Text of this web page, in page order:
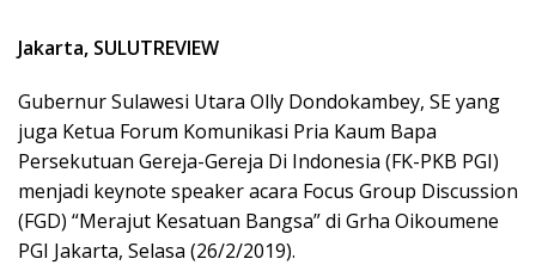
Jakarta, SULUTREVIEW
Gubernur Sulawesi Utara Olly Dondokambey, SE yang
juga Ketua Forum Komunikasi Pria Kaum Bapa
Persekutuan Gereja-Gereja Di Indonesia (FK-PKB PGI)
menjadi keynote speaker acara Focus Group Discussion
(FGD) “Merajut Kesatuan Bangsa” di Grha Oikoumene
PGI Jakarta, Selasa (26/2/2019).